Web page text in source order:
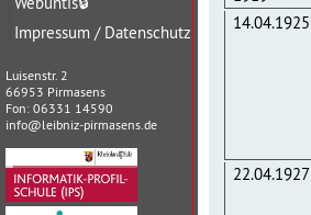
Impressum / Datenschutz
Luisenstr. 2
66953 Pirmasens
Fon: 06331 14590
info@leibniz-pirmasens.de
14.04.1925
22.04.1927